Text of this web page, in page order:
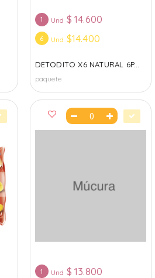
1 Und $ 14.600
6 Und $14.400
DETODITO X6 NATURAL 6P...
paquete
1 Und $ 13.800